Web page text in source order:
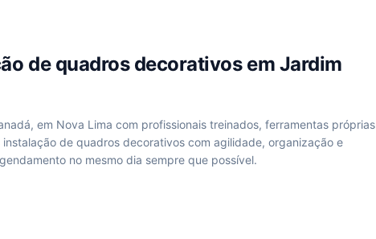
de quadros decorativosem Jardim
em Nova Lima com profissionais treinados, ferramentas próprias
instalação de quadros decorativos com agilidade, organização e
no mesmo dia sempre que possível.